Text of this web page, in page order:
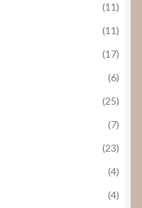
(11)
(11)
(17)
(6)
(25)
(7)
(23)
(4)
(4)